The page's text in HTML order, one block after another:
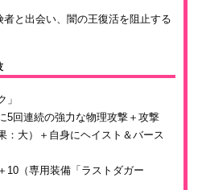
と出会い、闇の王復活を阻止する
」
5回連続の強力な物理攻撃＋攻撃
：大）＋自身にヘイスト＆バース
10（専用装備「ラストダガー